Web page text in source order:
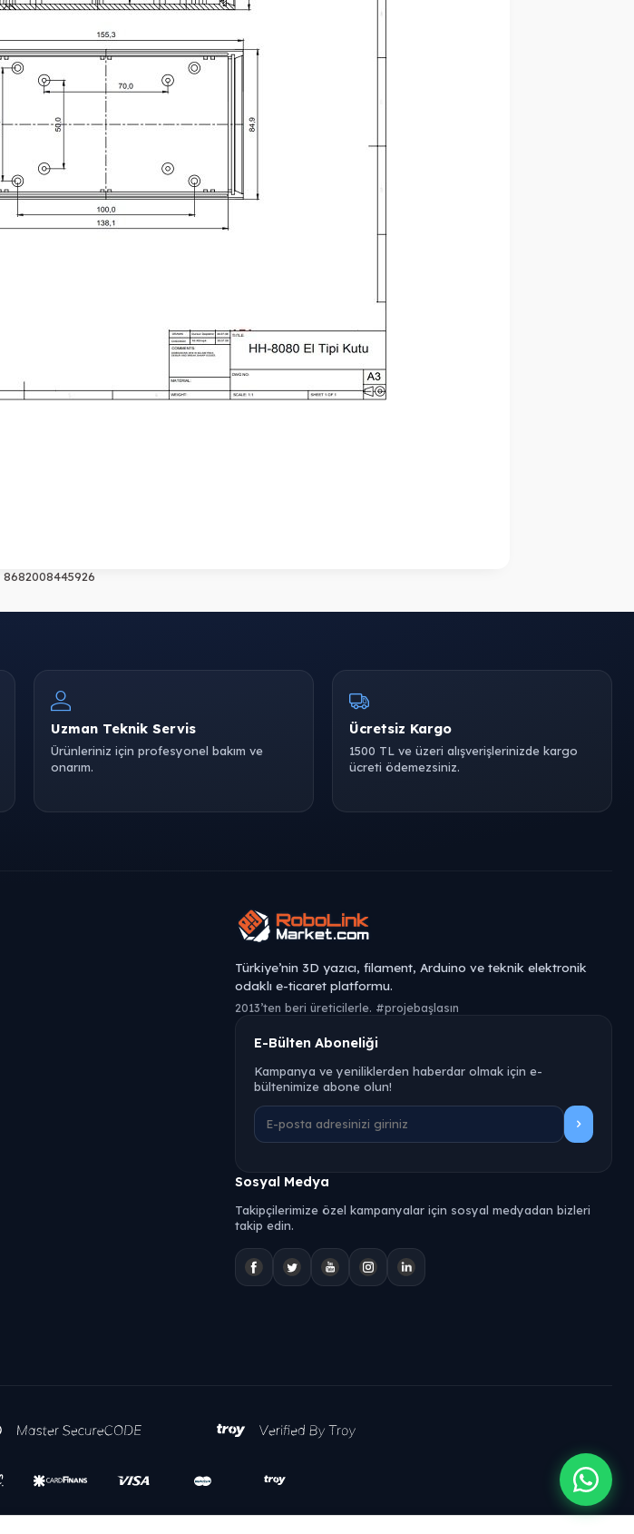
8682008445926
Uzman Teknik Servis
Ürünleriniz için profesyonel bakım ve
onarım.
Ücretsiz Kargo
1500 TL ve üzeri alışverişlerinizde kargo
ücreti ödemezsiniz.
Türkiye’nin 3D yazıcı, filament, Arduino ve teknik elektronik
odaklı e-ticaret platformu.
2013’ten beri üreticilerle. #projebaşlasın
E-Bülten Aboneliği
Kampanya ve yeniliklerden haberdar olmak için e-
bültenimize abone olun!
Sosyal Medya
Takipçilerimize özel kampanyalar için sosyal medyadan bizleri
takip edin.